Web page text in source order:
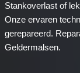
Stankoverlast of
Onze ervaren
gerepareerd.
Geldermalsen.